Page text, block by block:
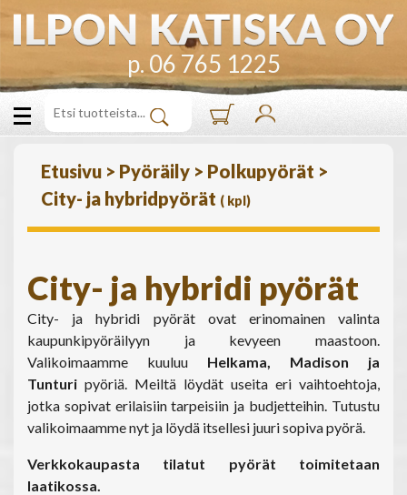
p. 06 765 1225
Etusivu > Pyöräily > Polkupyörät >
City- ja hybridpyörät ( kpl)
City- ja hybridi pyörät
City- ja hybridi pyörät ovat erinomainen valinta
kaupunkipyöräilyyn ja kevyeen maastoon.
Valikoimaamme kuuluu Helkama, Madison ja
Tunturi pyöriä. Meiltä löydät useita eri vaihtoehtoja,
jotka sopivat erilaisiin tarpeisiin ja budjetteihin. Tutustu
valikoimaamme nyt ja löydä itsellesi juuri sopiva pyörä.
Verkkokaupasta tilatut pyörät toimitetaan
laatikossa.